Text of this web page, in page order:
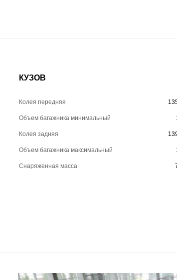
КУЗОВ
Колея передняя
Объем багажника минимальный
Колея задняя
Объем багажника максимальный
Снаряженная масса